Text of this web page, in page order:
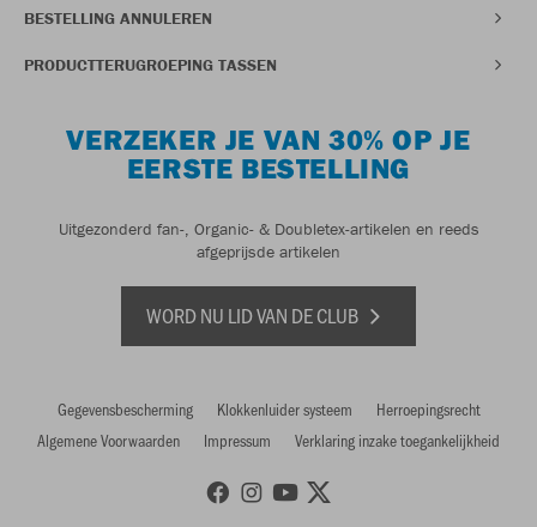
BESTELLING ANNULEREN
PRODUCTTERUGROEPING TASSEN
VERZEKER JE VAN 30% OP JE
EERSTE BESTELLING
Uitgezonderd fan-, Organic- & Doubletex-artikelen en reeds
afgeprijsde artikelen
WORD NU LID VAN DE CLUB
Gegevensbescherming Klokkenluider systeem
Herroepingsrecht
Algemene Voorwaarden
Impressum Verklaring inzake toegankelijkheid